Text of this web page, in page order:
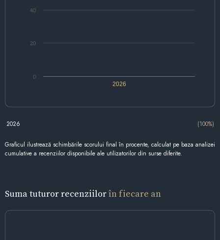
2026
0
20
40
2026 (100%)
Graficul ilustrează schimbările scorului final în procente, calculat pe baza analizei
cumulative a recenziilor disponibile ale utilizatorilor din surse diferite.
Suma tuturor recenziilorîn fiecare an